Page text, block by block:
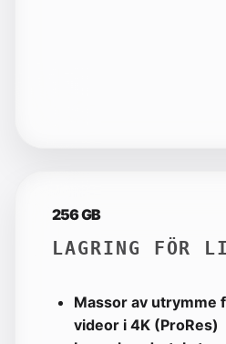
256 GB
LAGRING FÖR
Massor av utrymme
videor i 4K (ProRes)